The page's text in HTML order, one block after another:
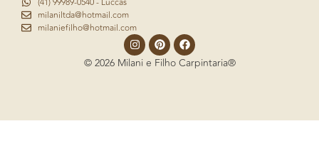
milaniltda@hotmail.com
milaniefilho@hotmail.com
© 2026 Milani e Filho Carpintaria®